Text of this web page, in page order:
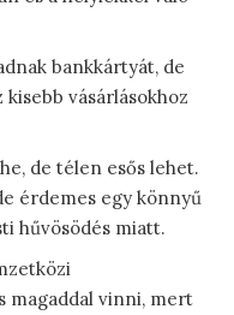
bankkártyát, de
vásárlásokhoz
de télen esős lehet.
érdemes egy könnyű
hűvösödés miatt.
magaddal vinni, mert